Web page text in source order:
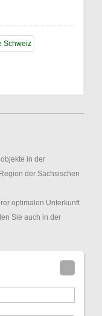
in der
der Sächsischen
optimalen Unterkunft
Sie auch in der